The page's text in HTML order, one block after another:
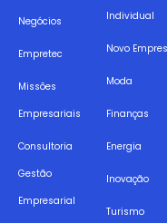
Negócios
Empretec
Missões
Empresariais
Consultoria
Gestão
Empresarial
Individual
Novo
Moda
Finanças
Energia
Inovação
Turismo